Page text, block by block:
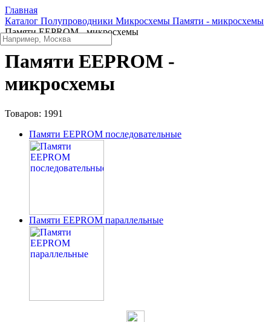
Главная
Каталог Полупроводники Микросхемы Памяти - микросхемы
Памяти EEPROM - микросхемы
Памяти EEPROM -
микросхемы
Товаров: 1991
Памяти EEPROM последовательные
Памяти EEPROM параллельные